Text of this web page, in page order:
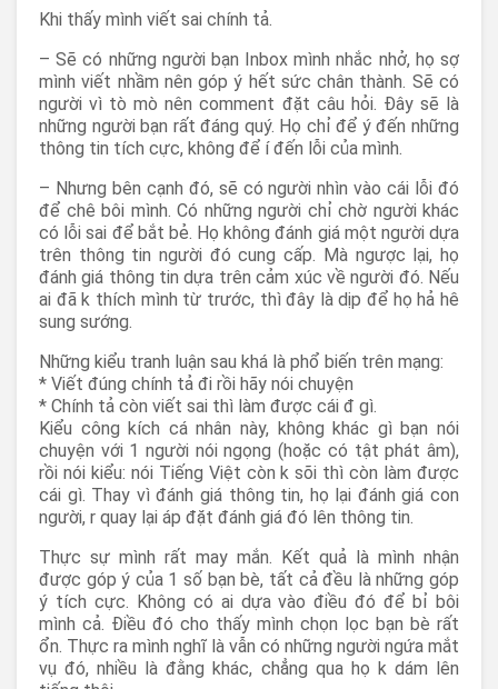
Khi thấy mình viết sai chính tả.
– Sẽ có những người bạn Inbox mình nhắc nhở, họ sợ
mình viết nhầm nên góp ý hết sức chân thành. Sẽ có
người vì tò mò nên comment đặt câu hỏi. Đây sẽ là
những người bạn rất đáng quý. Họ chỉ để ý đến những
thông tin tích cực, không để í đến lỗi của mình.
– Nhưng bên cạnh đó, sẽ có người nhìn vào cái lỗi đó
để chê bôi mình. Có những người chỉ chờ người khác
có lỗi sai để bắt bẻ. Họ không đánh giá một người dựa
trên thông tin người đó cung cấp. Mà ngược lại, họ
đánh giá thông tin dựa trên cảm xúc về người đó. Nếu
ai đã k thích mình từ trước, thì đây là dịp để họ hả hê
sung sướng.
Những kiểu tranh luận sau khá là phổ biến trên mạng:
* Viết đúng chính tả đi rồi hãy nói chuyện
* Chính tả còn viết sai thì làm được cái đ gì.
Kiểu công kích cá nhân này, không khác gì bạn nói
chuyện với 1 người nói ngọng (hoặc có tật phát âm),
rồi nói kiểu: nói Tiếng Việt còn k sõi thì còn làm được
cái gì. Thay vì đánh giá thông tin, họ lại đánh giá con
người, r quay lại áp đặt đánh giá đó lên thông tin.
Thực sự mình rất may mắn. Kết quả là mình nhận
được góp ý của 1 số bạn bè, tất cả đều là những góp
ý tích cực. Không có ai dựa vào điều đó để bỉ bôi
mình cả. Điều đó cho thấy mình chọn lọc bạn bè rất
ổn. Thực ra mình nghĩ là vẫn có những người ngứa mắt
vụ đó, nhiều là đằng khác, chẳng qua họ k dám lên